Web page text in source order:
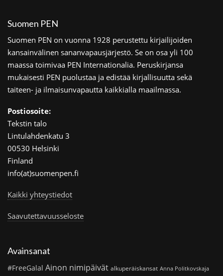
Suomen PEN
Suomen PEN on vuonna 1928 perustettu kirjailijoiden
kansainvälinen sananvapausjärjestö. Se on osa yli 100
maassa toimivaa PEN Internationalia. Peruskirjansa
mukaisesti PEN puolustaa ja edistää kirjallisuutta sekä
taiteen- ja ilmaisunvapautta kaikkialla maailmassa.
Postiosoite:
Tekstin talo
Lintulahdenkatu 3
00530 Helsinki
Finland
info(at)suomenpen.fi
Kaikki yhteystiedot
Saavutettavuusseloste
Avainsanat
#FreeGalal Ainon nimipäivät alkuperäiskansat Anna Politkovskaja